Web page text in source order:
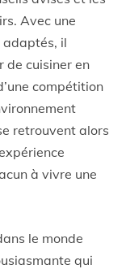
Avec une
adaptés, il
de cuisiner en
compétition
retrouvent alors
à vivre une
le monde
qui